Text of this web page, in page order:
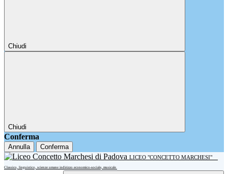
Chiudi
Chiudi
Conferma
Annulla Conferma
LICEO "CONCETTO MARCHESI"
Classico, linguistico, scienze umane indirizzo economico-sociale, musicale